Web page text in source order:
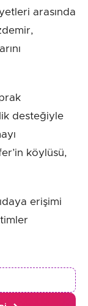
arasında
desteğiyle
köylüsü,
erişimi